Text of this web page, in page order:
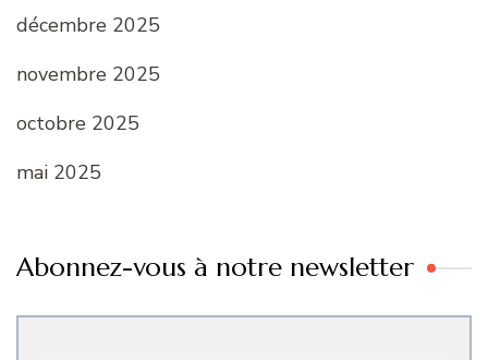
décembre 2025
novembre 2025
octobre 2025
mai 2025
Abonnez-vous à notre newsletter